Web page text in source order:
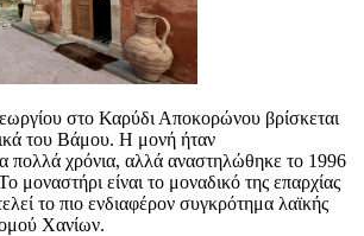
στο Καρύδι Αποκορώνου βρίσκεται
του Βάμου. Η μονή ήταν
πολλά χρόνια, αλλά αναστηλώθηκε το 1996
μοναστήρι είναι το μοναδικό της επαρχίας
το πιο ενδιαφέρον συγκρότημα λαϊκής
Χανίων.